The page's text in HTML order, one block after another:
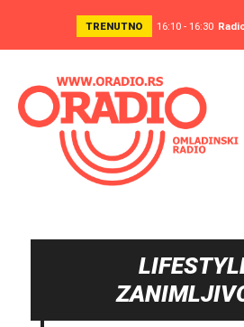
TRENUTNO 16:10 - 16:30